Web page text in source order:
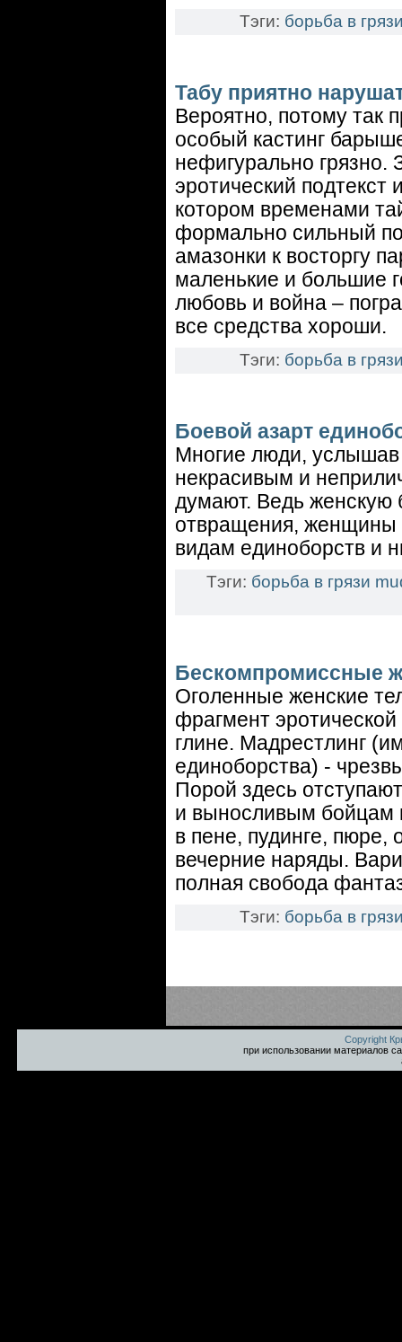
Тэги: борьба в
Табу приятно
Вероятно, потому так
особый кастинг
нефигурально грязно.
эротический
котором временами
формально сильный
амазонки к восторгу
маленькие и большие
любовь и война –
все средства хороши.
Тэги: борьба в
Боевой азарт
Многие люди, услышав
некрасивым и
думают. Ведь женскую
отвращения, женщины
видам единоборств и
Тэги: борьба в грязи
Бескомпромиссные
Оголенные женские
фрагмент
глине. Мадрестлинг
единоборства) -
Порой здесь
и выносливым бойцам
в пене, пудинге, пюре,
вечерние наряды.
полная свобода
Тэги: борьба в
Copyright
при использовании материалов